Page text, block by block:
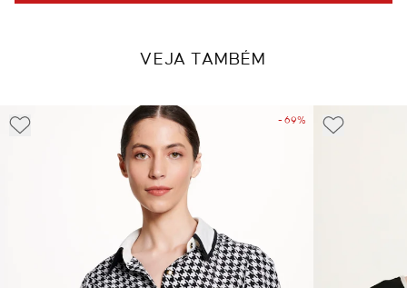
VEJA TAMBÉM
- 69%